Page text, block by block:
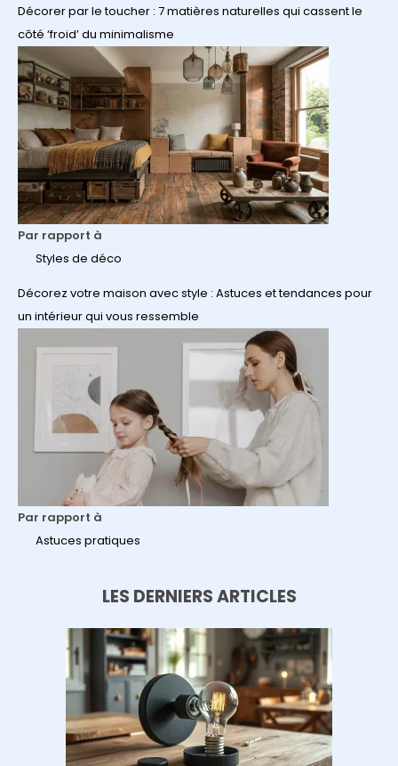
Décorer par le toucher : 7 matières naturelles qui cassent le
côté ‘froid’ du minimalisme
Par rapport à
Styles de déco
Décorez votre maison avec style : Astuces et tendances pour
un intérieur qui vous ressemble
Par rapport à
Astuces pratiques
LES DERNIERS ARTICLES